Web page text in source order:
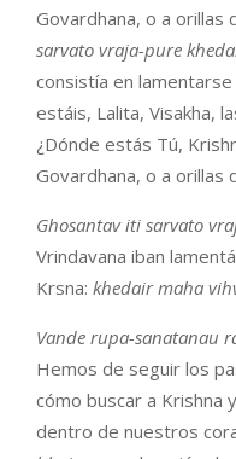
Govardhana, o a orillas
sarvato vraja-pure
consistía en
estáis, Lalita, Visakha,
¿Dónde estás Tú,
Govardhana, o a orillas
Ghosantav iti sarvato
Vrindavana iban
Krsna: khedair maha
Vande rupa-sanatanau
Hemos de seguir los
cómo buscar a Krishna
dentro de nuestros